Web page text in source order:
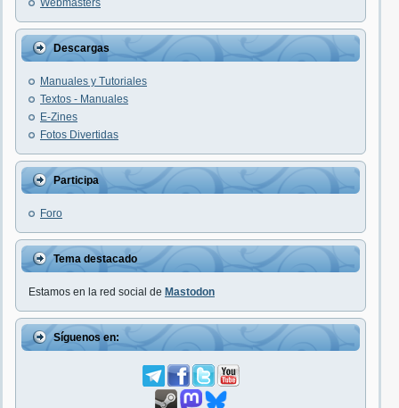
Webmasters
Descargas
Manuales y Tutoriales
Textos - Manuales
E-Zines
Fotos Divertidas
Participa
Foro
Tema destacado
Estamos en la red social de Mastodon
Síguenos en: